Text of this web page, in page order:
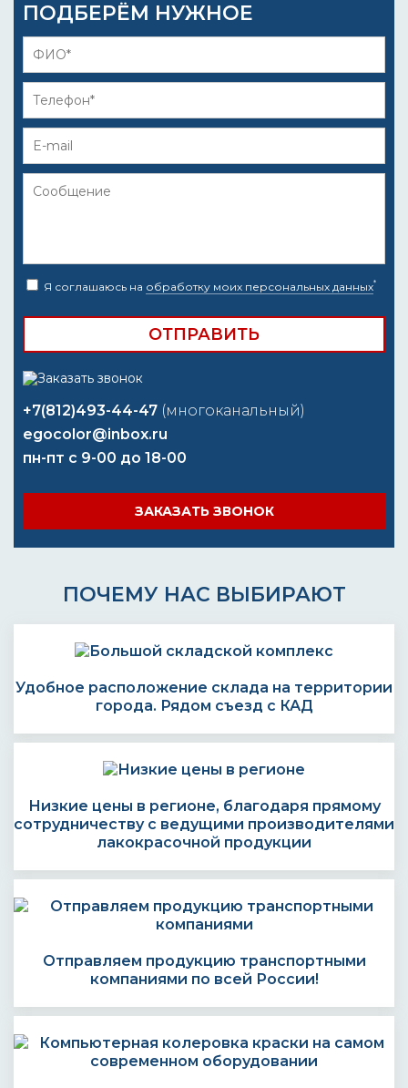
ПОДБЕРЁМ НУЖНОЕ
Я соглашаюсь на обработку моих персональных данных*
+7(812)493-44-47 (многоканальный)
egocolor@inbox.ru
пн-пт с 9-00 до 18-00
ЗАКАЗАТЬ ЗВОНОК
ПОЧЕМУ НАС ВЫБИРАЮТ
Удобное расположение склада на территории
города. Рядом съезд с КАД
Низкие цены в регионе, благодаря прямому
сотрудничеству с ведущими производителями
лакокрасочной продукции
Отправляем продукцию транспортными
компаниями по всей России!